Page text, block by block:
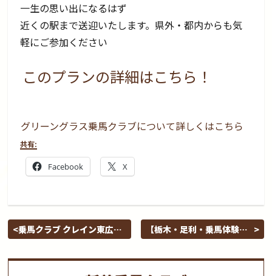
一生の思い出になるはず
近くの駅まで送迎いたします。県外・都内からも気
軽にご参加ください
このプランの詳細はこちら！
グリーングラス乗馬クラブについて詳しくはこちら
共有:
Facebook X
乗馬クラブ クレイン東広島
日祝日(諸費用込み) 要予約
【栃木・足利・乗馬体験】
定でマンツーマン指導！初
めてでも満足、日暮れまで